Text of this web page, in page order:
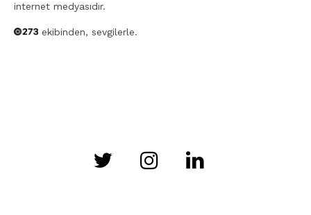
internet medyasıdır.
ekibinden, sevgilerle.